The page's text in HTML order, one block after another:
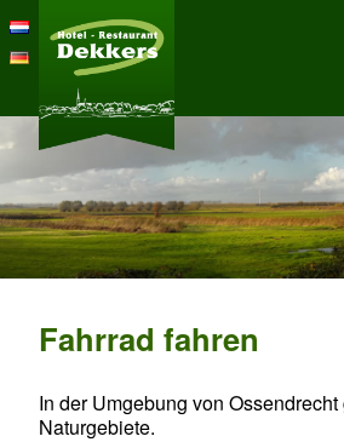
Fahrrad fahren
In der Umgebung von
Naturgebiete.